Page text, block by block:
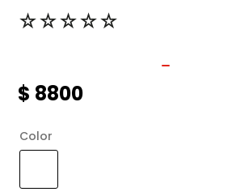
☆☆☆☆☆
$ 8800
Color